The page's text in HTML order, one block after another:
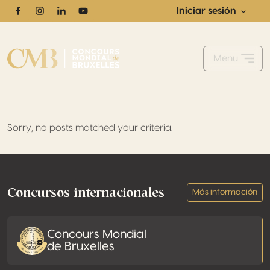
FacebookInstagram
LinkedinYoutube
Iniciar sesión
Menu
Sorry, no posts matched your criteria.
Concursos internacionales Más información
Concours Mondial
de Bruxelles